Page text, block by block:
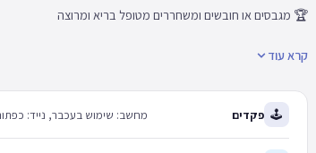
🏆 מגבסים או חובשים ומשחררים מטופל בריא ומרוצה
קרא עוד
🕹 פקדים מחשב: שימוש בעכבר, נייד: